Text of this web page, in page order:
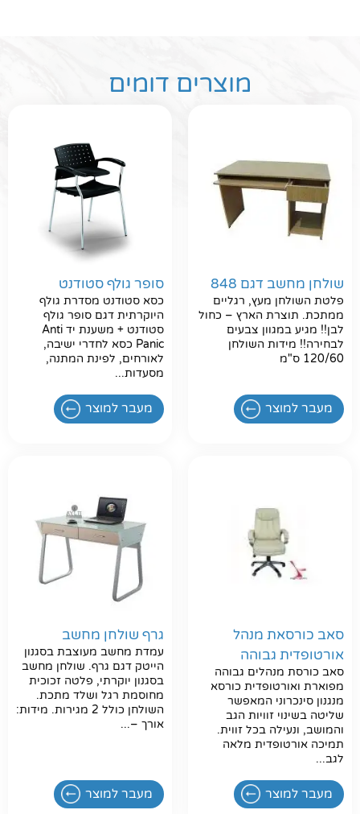
חפשו באתר
מוצרים דומים
שולחן מחשב דגם 848
פלטת השולחן מעץ, רגליים
ממתכת. תוצרת הארץ – כחול
לבן!! מגיע במגוון צבעים
לבחירה!! מידות השולחן
120/60 ס"מ
מעבר למוצר
סופר גולף סטודנט
כסא סטודנט מסדרת גולף
היוקרתית דגם סופר גולף
סטודנט + משענת יד Anti
Panic כסא לחדרי ישיבה,
לאורחים, לפינת המתנה,
מסעדות...
מעבר למוצר
סאב כורסאת מנהל
אורטופדית גבוהה
סאב כורסת מנהלים גבוהה
מפוארת ואורטופדית כורסא
מנגנון סינכרוני המאפשר
שליטה בשינוי זוויות הגב
והמושב, ונעילה בכל זווית.
תמיכה אורטופדית מלאה
לגב...
מעבר למוצר
גרף שולחן מחשב
עמדת מחשב מעוצבת בסגנון
הייטק דגם גרף. שולחן מחשב
בסגנון יוקרתי, פלטה זכוכית
מחוסמת רגל ושלד מתכת.
השולחן כולל 2 מגירות. מידות:
אורך –...
מעבר למוצר